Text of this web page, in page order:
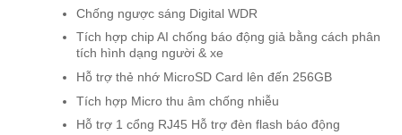
Chống ngược sáng Digital WDR
Tích hợp chip AI chống báo động giả bằng cách phân
tích hình dạng người & xe
Hỗ trợ thẻ nhớ MicroSD Card lên đến 256GB
Tích hợp Micro thu âm chống nhiễu
Hỗ trợ 1 cổng RJ45 Hỗ trợ đèn flash báo động